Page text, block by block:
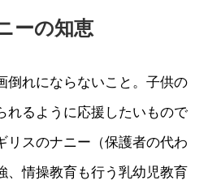
ーの知恵
倒れにならないこと。子供の
れるように応援したいもので
リスのナニー（保護者の代わ
、情操教育も行う乳幼児教育